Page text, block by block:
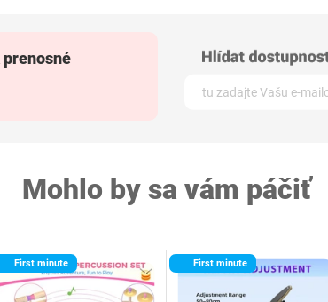
prenosné
Mohlo by sa vám páčiť
First minute First minute